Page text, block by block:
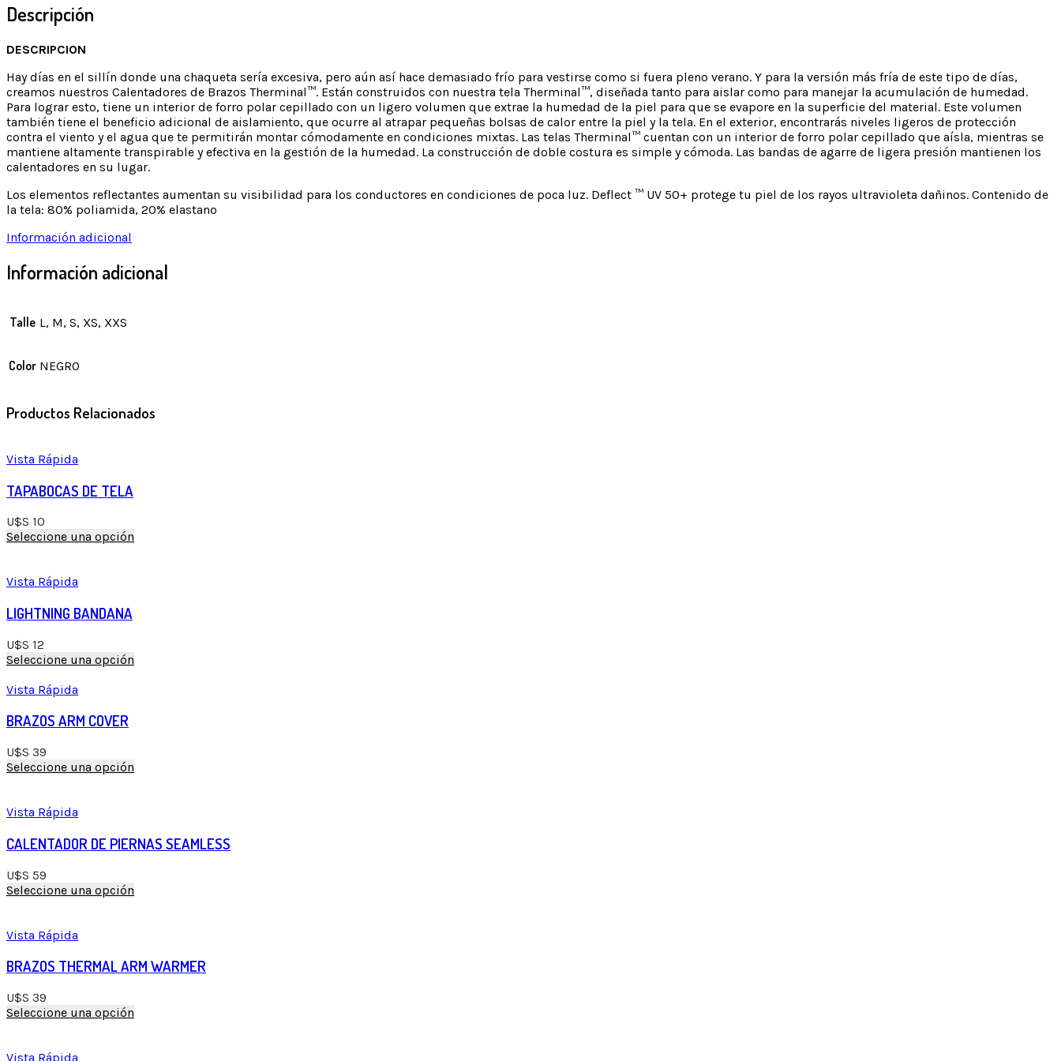
Descripción
DESCRIPCION
Hay días en el sillín donde una chaqueta sería excesiva, pero aún así hace demasiado frío para vestirse como si fuera pleno verano. Y para la versión más fría de este tipo de días,
creamos nuestros Calentadores de Brazos Therminal™. Están construidos con nuestra tela Therminal™, diseñada tanto para aislar como para manejar la acumulación de humedad.
Para lograr esto, tiene un interior de forro polar cepillado con un ligero volumen que extrae la humedad de la piel para que se evapore en la superficie del material. Este volumen
también tiene el beneficio adicional de aislamiento, que ocurre al atrapar pequeñas bolsas de calor entre la piel y la tela. En el exterior, encontrarás niveles ligeros de protección
contra el viento y el agua que te permitirán montar cómodamente en condiciones mixtas. Las telas Therminal™ cuentan con un interior de forro polar cepillado que aísla, mientras se
mantiene altamente transpirable y efectiva en la gestión de la humedad. La construcción de doble costura es simple y cómoda. Las bandas de agarre de ligera presión mantienen los
calentadores en su lugar.
Los elementos reflectantes aumentan su visibilidad para los conductores en condiciones de poca luz. Deflect ™ UV 50+ protege tu piel de los rayos ultravioleta dañinos. Contenido de
la tela: 80% poliamida, 20% elastano
Información adicional
Información adicional
Talle L, M, S, XS, XXS
Color NEGRO
Productos Relacionados
Vista Rápida
TAPABOCAS DE TELA
U$S 10
Seleccione una opción
Vista Rápida
LIGHTNING BANDANA
U$S 12
Seleccione una opción
Vista Rápida
BRAZOS ARM COVER
U$S 39
Seleccione una opción
Vista Rápida
CALENTADOR DE PIERNAS SEAMLESS
U$S 59
Seleccione una opción
Vista Rápida
BRAZOS THERMAL ARM WARMER
U$S 39
Seleccione una opción
Vista Rápida